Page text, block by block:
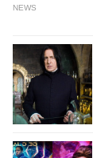
フィシャルに？
ションを過ごす
tvgroove
NEWS